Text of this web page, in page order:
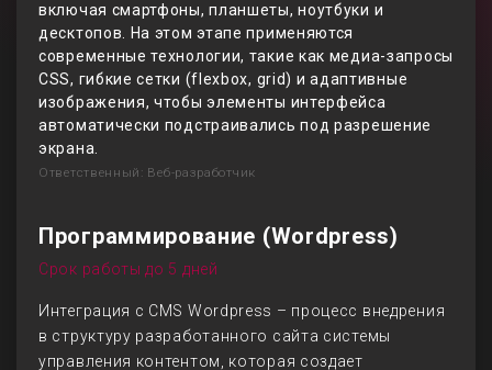
включая смартфоны, планшеты, ноутбуки и
десктопов. На этом этапе применяются
современные технологии, такие как медиа-запросы
CSS, гибкие сетки (flexbox, grid) и адаптивные
изображения, чтобы элементы интерфейса
автоматически подстраивались под разрешение
экрана.
Ответственный: Веб-разработчик
Программирование (Wordpress)
Срок работы до 5 дней
Интеграция с CMS Wordpress – процесс внедрения
в структуру разработанного сайта системы
управления контентом, которая создает